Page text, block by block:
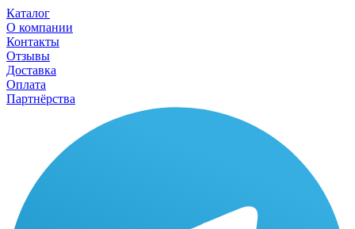
Каталог
О компании
Контакты
Отзывы
Доставка
Оплата
Партнёрства